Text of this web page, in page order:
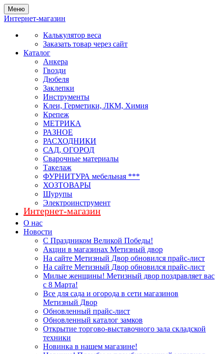
Меню
Интернет-магазин
Калькулятор веса
Заказать товар через сайт
Каталог
Анкера
Гвозди
Дюбеля
Заклепки
Инструменты
Клеи, Герметики, ЛКМ, Химия
Крепеж
МЕТРИКА
РАЗНОЕ
РАСХОДНИКИ
САД, ОГОРОД
Сварочные материалы
Такелаж
ФУРНИТУРА мебельная ***
ХОЗТОВАРЫ
Шурупы
Электроинструмент
Интернет-магазин
О нас
Новости
С Праздником Великой Победы!
Акции в магазинах Метизный двор
На сайте Метизный Двор обновился прайс-лист
На сайте Метизный Двор обновился прайс-лист
Милые женщины! Метизный двор поздравляет вас
с 8 Марта!
Все для сада и огорода в сети магазинов
Метизный Двор
Обновленный прайс-лист
Обновленный каталог замков
Открытие торгово-выставочного зала складской
техники
Новинка в нашем магазине!